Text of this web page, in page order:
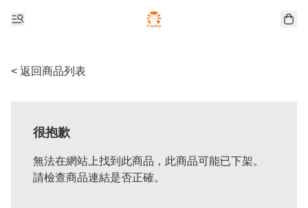
< 返回商品列表
很抱歉
無法在網站上找到此商品，此商品可能已下架。
請檢查商品連結是否正確。